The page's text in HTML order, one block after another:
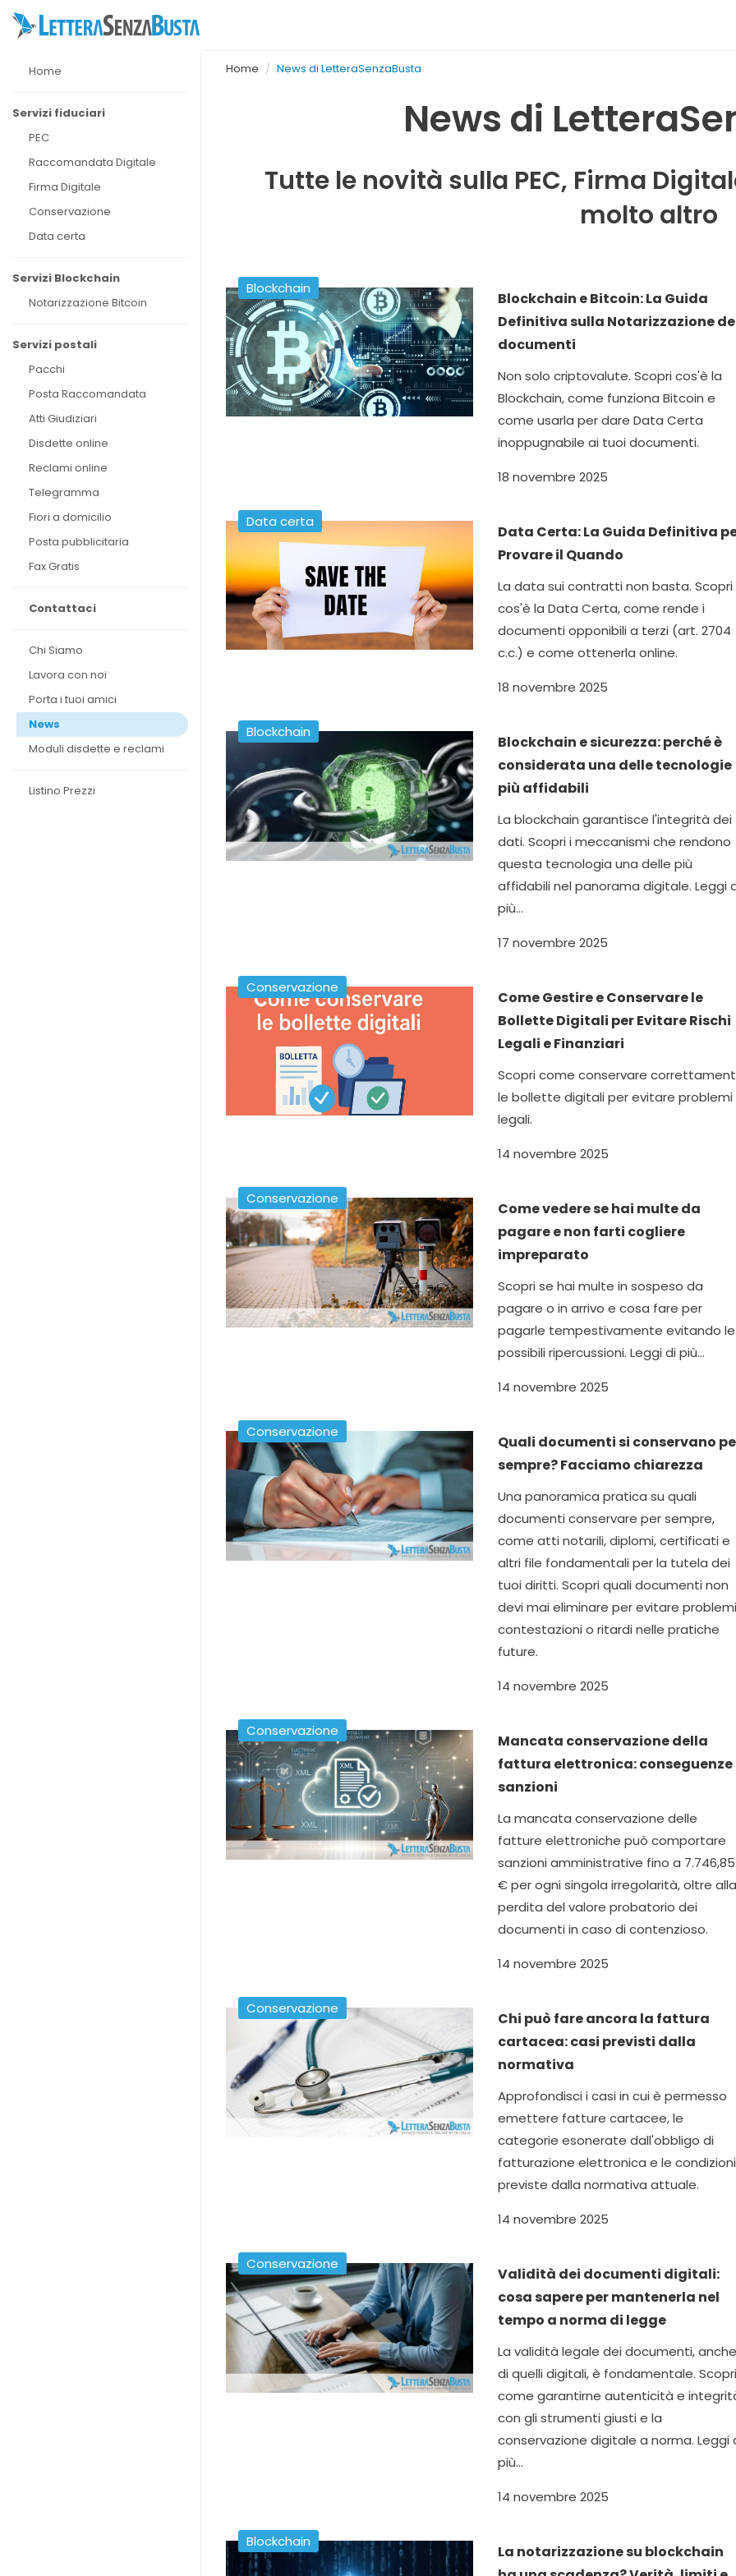
Home
Servizi fiduciari
PEC
Raccomandata Digitale
Firma Digitale
Conservazione
Data certa
Servizi Blockchain
Notarizzazione Bitcoin
Servizi postali
Pacchi
Posta Raccomandata
Atti Giudiziari
Disdette online
Reclami online
Telegramma
Fiori a domicilio
Posta pubblicitaria
Fax Gratis
Contattaci
Chi Siamo
Lavora con noi
Porta i tuoi amici
News
Moduli disdette e reclami
Listino Prezzi
Home News di LetteraSenzaBusta
News di
Tutte le novità sulla PEC, Firma
molto altro
Blockchain
Blockchain e Bitcoin: La Guida
Definitiva sulla Notarizzazione
documenti
Non solo criptovalute. Scopri cos'è la
Blockchain, come funziona Bitcoin e
come usarla per dare Data Certa
inoppugnabile ai tuoi documenti.
18 novembre 2025
Data certa
Data Certa: La Guida Definitiva
Provare il Quando
La data sui contratti non basta. Scopri
cos'è la Data Certa, come rende i
documenti opponibili a terzi (art. 2704
c.c.) e come ottenerla online.
18 novembre 2025
Blockchain
Blockchain e sicurezza: perché è
considerata una delle tecnologie
più affidabili
La blockchain garantisce l'integrità dei
dati. Scopri i meccanismi che rendono
questa tecnologia una delle più
affidabili nel panorama digitale. Leggi
più...
17 novembre 2025
Conservazione
Come Gestire e Conservare le
Bollette Digitali per Evitare Rischi
Legali e Finanziari
Scopri come conservare
le bollette digitali per evitare problemi
legali.
14 novembre 2025
Conservazione
Come vedere se hai multe da
pagare e non farti cogliere
impreparato
Scopri se hai multe in sospeso da
pagare o in arrivo e cosa fare per
pagarle tempestivamente evitando le
possibili ripercussioni. Leggi di più...
14 novembre 2025
Conservazione
Quali documenti si conservano
sempre? Facciamo chiarezza
Una panoramica pratica su quali
documenti conservare per sempre,
come atti notarili, diplomi, certificati e
altri file fondamentali per la tutela dei
tuoi diritti. Scopri quali documenti non
devi mai eliminare per evitare
contestazioni o ritardi nelle pratiche
future.
14 novembre 2025
Conservazione
Mancata conservazione della
fattura elettronica: conseguenze
sanzioni
La mancata conservazione delle
fatture elettroniche può comportare
sanzioni amministrative fino a 7.746,85
€ per ogni singola irregolarità, oltre alla
perdita del valore probatorio dei
documenti in caso di contenzioso.
14 novembre 2025
Conservazione
Chi può fare ancora la fattura
cartacea: casi previsti dalla
normativa
Approfondisci i casi in cui è permesso
emettere fatture cartacee, le
categorie esonerate dall'obbligo di
fatturazione elettronica e le condizioni
previste dalla normativa attuale.
14 novembre 2025
Conservazione
Validità dei documenti digitali:
cosa sapere per mantenerla nel
tempo a norma di legge
La validità legale dei documenti, anche
di quelli digitali, è fondamentale. Scopri
come garantirne autenticità e
con gli strumenti giusti e la
conservazione digitale a norma. Leggi
più...
14 novembre 2025
Blockchain
La notarizzazione su blockchain